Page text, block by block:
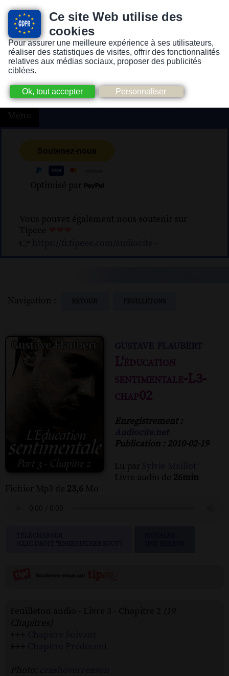
Ce site Web utilise des
cookies
Pour assurer une meilleure expérience à ses utilisateurs,
réaliser des statistiques de visites, offrir des fonctionnalités
relatives aux médias sociaux, proposer des publicités
ciblées.
Version pour personnes mal-voyantes ou non-voyantes
Menu
Optimisé par
Vous pouvez également nous soutenir sur
Tipeee
👉
-
Navigation :
L'éducation
sentimentale-L3-
chap02
Enregistrement :
Publication : 2010-02-19
Lu par
Livre audio de 26min
Fichier Mp3 de 23,6 Mo